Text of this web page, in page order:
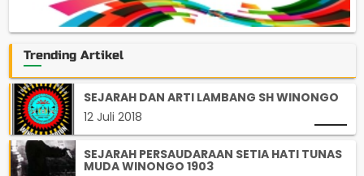
Trending Artikel
SEJARAH DAN ARTI LAMBANG SH WINONGO
12 Juli 2018
SEJARAH PERSAUDARAAN SETIA HATI TUNAS
MUDA WINONGO 1903